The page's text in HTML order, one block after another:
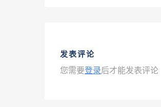
发表评论
您需要登录后才能发表评论